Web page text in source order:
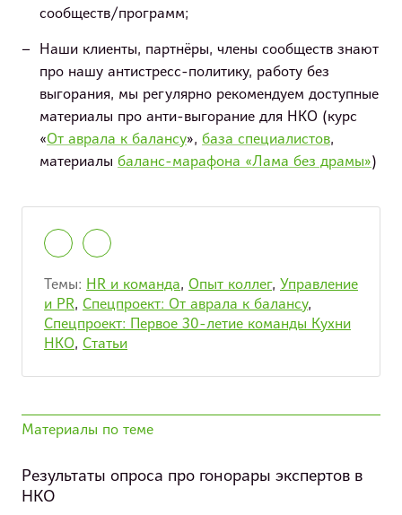
сообществ/программ;
Наши клиенты, партнёры, члены сообществ знают
про нашу антистресс-политику, работу без
выгорания, мы регулярно рекомендуем доступные
материалы про анти-выгорание для НКО (курс
«От аврала к балансу», база специалистов,
материалы баланс-марафона «Лама без драмы»)
Темы: HR и команда, Опыт коллег, Управление
и PR, Спецпроект: От аврала к балансу,
Спецпроект: Первое 30-летие команды Кухни
НКО, Статьи
Материалы по теме
Результаты опроса про гонорары экспертов в
НКО